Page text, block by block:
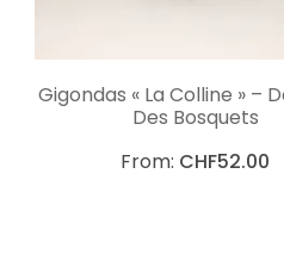
CHOIX DES
Gigondas « La Colline » –
Des Bosquets
From: CHF52.00